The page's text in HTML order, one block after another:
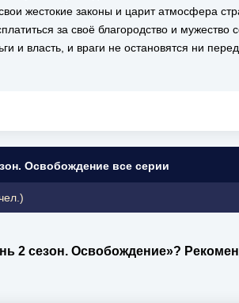
жестокие законы и царит атмосфера
за своё благородство и мужество
и власть, и враги не остановятся ни
Освобождение все серии
2 сезон. Освобождение»?